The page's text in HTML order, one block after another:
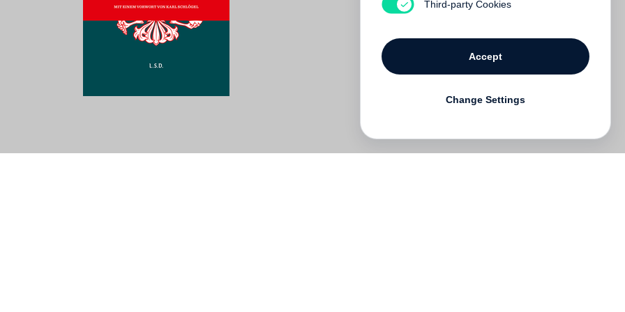
Third-party Cookies
Accept
Change Settings